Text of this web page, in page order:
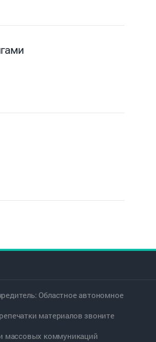
Областное автономное
материалов звоните
массовых коммуникаций